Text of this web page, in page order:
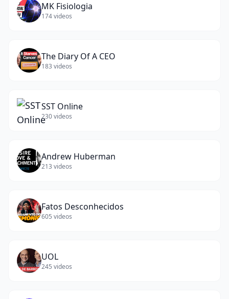
MK Fisiologia
174videos
The Diary Of A CEO
183 videos
SST Online
230videos
Andrew Huberman
213 videos
Fatos Desconhecidos
605 videos
UOL
245 videos